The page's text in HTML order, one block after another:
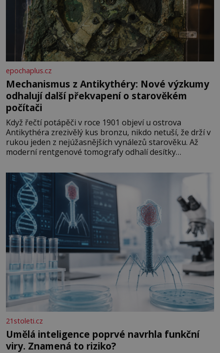
epochaplus.cz
Mechanismus z Antikythéry: Nové výzkumy
odhalují další překvapení o starověkém
počítači
Když řečtí potápěči v roce 1901 objeví u ostrova
Antikythéra zrezivělý kus bronzu, nikdo netuší, že drží v
rukou jeden z nejúžasnějších vynálezů starověku. Až
moderní rentgenové tomografy odhalí desítky
Antikythéry je dnes považován za nejstarší známý
analogový počítač na světě. Přesto ani po více než sto
letech výzkumu
21stoleti.cz
Umělá inteligence poprvé navrhla funkční
viry. Znamená to riziko?